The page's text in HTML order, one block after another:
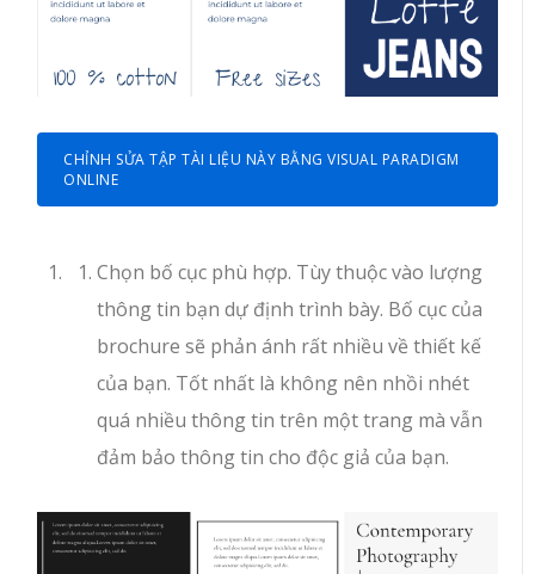
CHỈNH SỬA TẬP TÀI LIỆU NÀY BẰNG VISUAL PARADIGM
ONLINE
Chọn bố cục phù hợp. Tùy thuộc vào lượng
thông tin bạn dự định trình bày. Bố cục của
brochure sẽ phản ánh rất nhiều về thiết kế
của bạn. Tốt nhất là không nên nhồi nhét
quá nhiều thông tin trên một trang mà vẫn
đảm bảo thông tin cho độc giả của bạn.